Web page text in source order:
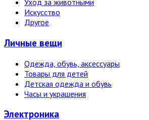
Уход за животными
Искусство
Другое
Личные вещи
Одежда, обувь, аксессуары
Товары для детей
Детская одежда и обувь
Часы и украшения
Электро­ника